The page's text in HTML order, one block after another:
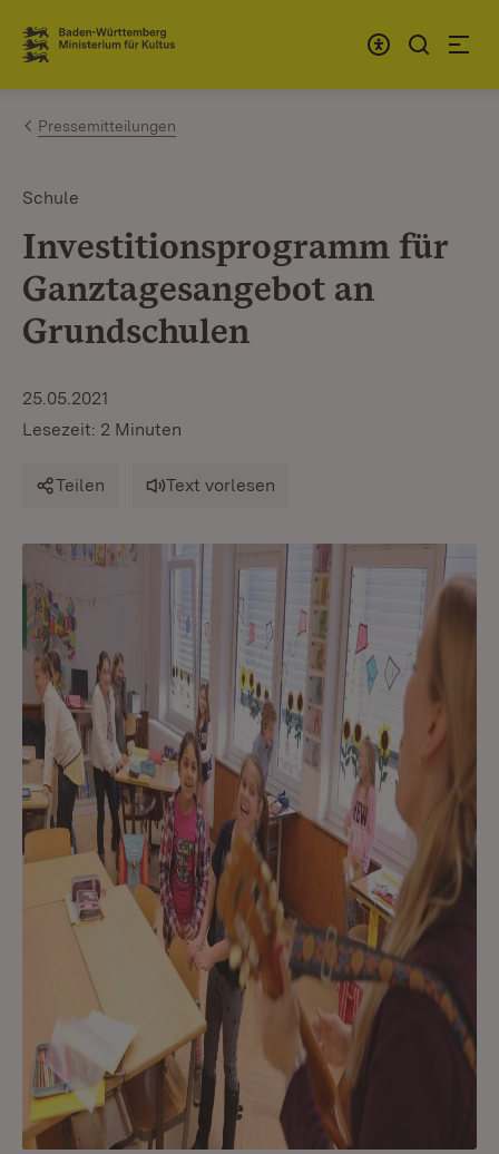
Zum Inhalt springen
Link zur Startseite
Pressemitteilungen
Schule
Investitionsprogramm für
Ganztagesangebot an
Grundschulen
25.05.2021
Lesezeit: 2 Minuten
Teilen Text vorlesen